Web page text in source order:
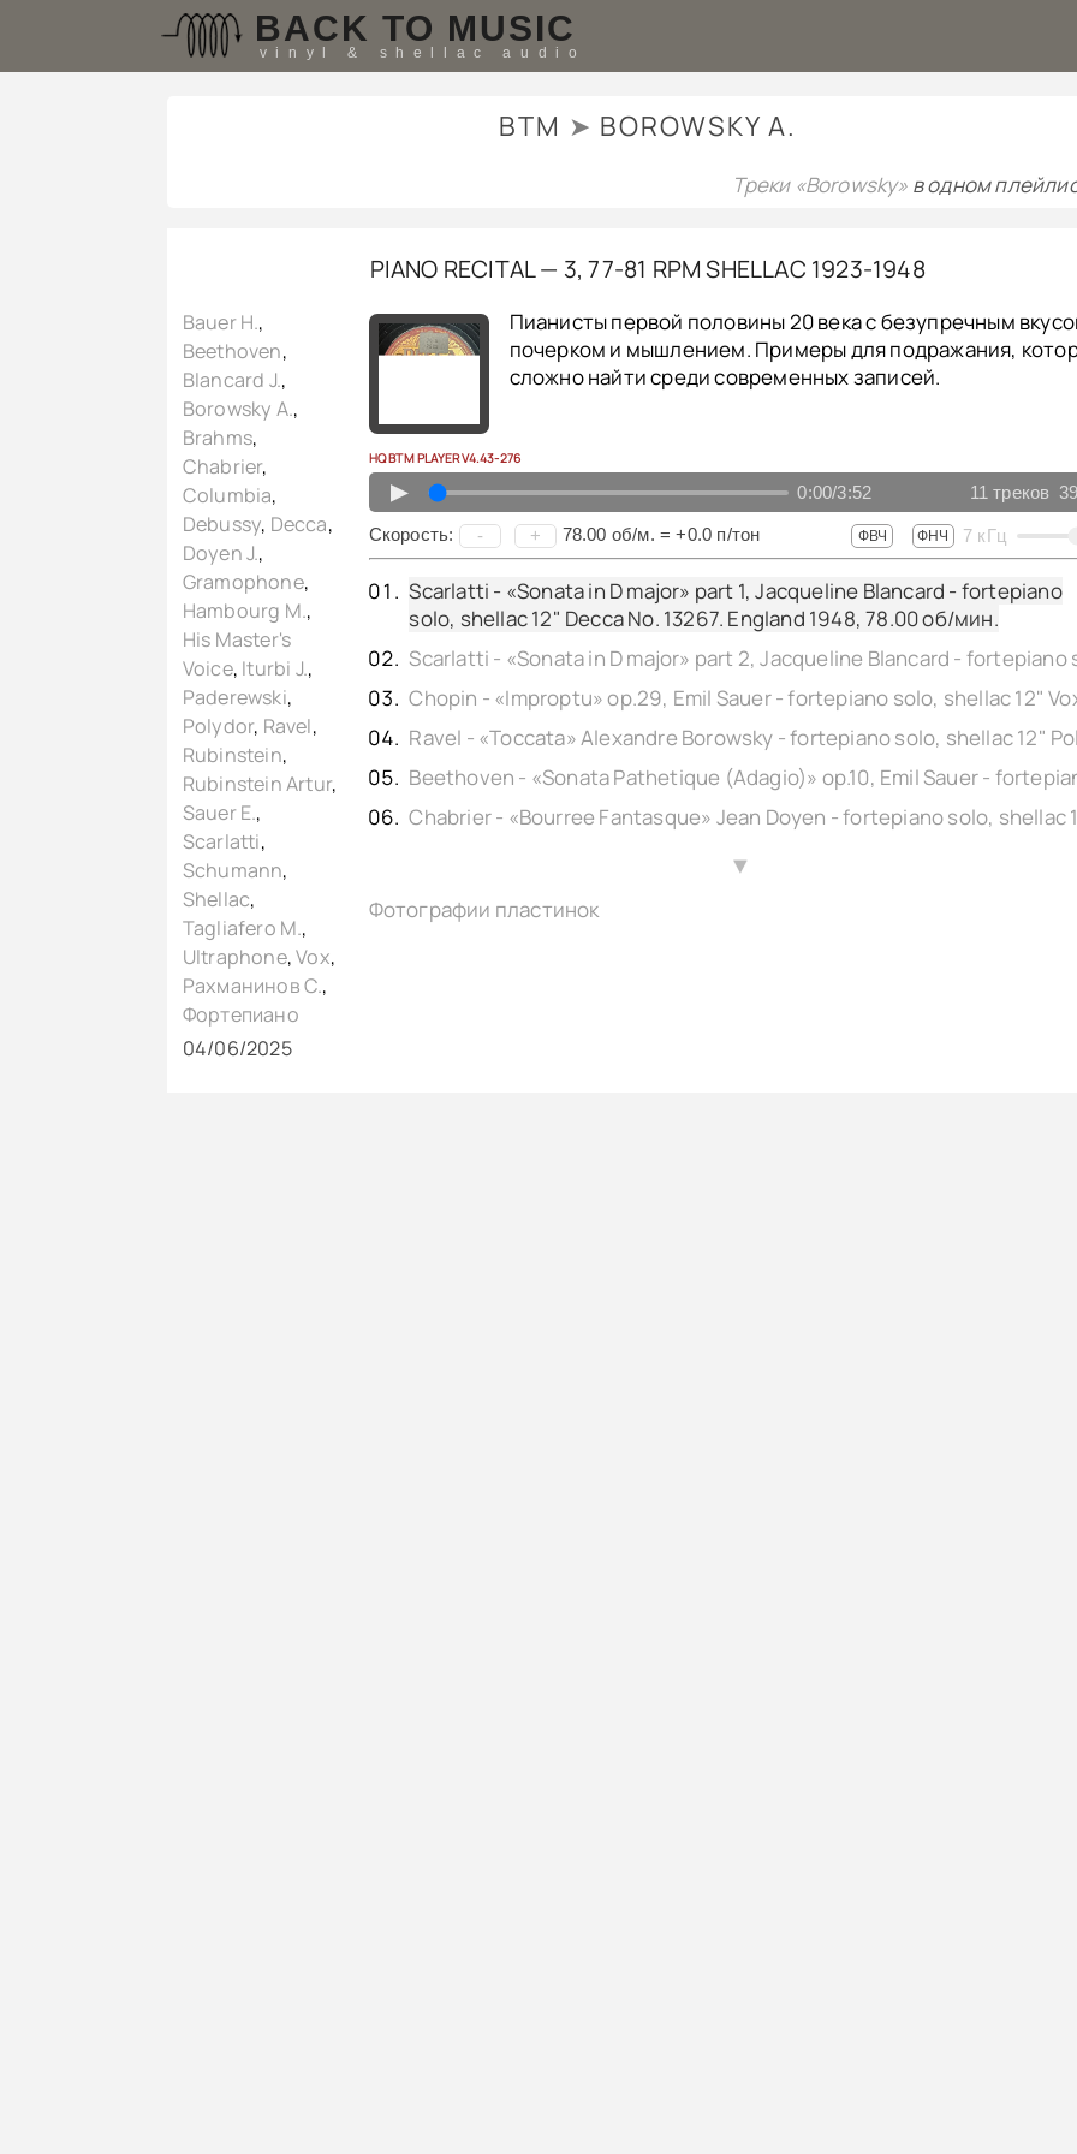
BACK TO MUSIC
vinyl & shellac audio
BTM ➤ BOROWSKY A.
Треки «Borowsky» в одном
PIANO RECITAL — 3, 77-81 RPM SHELLAC 1923-1948
Bauer H.,
Beethoven,
Blancard J.,
Borowsky A.,
Brahms,
Chabrier,
Columbia,
Debussy, Decca,
Doyen J.,
Gramophone,
Hambourg M.,
His Master's
Voice, Iturbi J.,
Paderewski,
Polydor, Ravel,
Rubinstein,
Rubinstein Artur,
Sauer E.,
Scarlatti,
Schumann,
Shellac,
Tagliafero M.,
Ultraphone,Vox,
Рахманинов С.,
Фортепиано
04/06/2025
Пианисты первой половины 20 века с безупречным
почерком и мышлением. Примеры для подражания,
сложно найти среди современных записей.
HQ BTM PLAYER V4.43-276
▲ 0:00/3:52 11 треков
Cкорость: - + 78.00 об/м. =+0.0 п/тон ФВЧ ФНЧ 7 кГц
Scarlatti - «Sonata in D major» part 1, Jacqueline Blancard - fortepiano
solo, shellac 12" Decca No. 13267. England 1948,78.00об/мин.
▲
Фотографии пластинок